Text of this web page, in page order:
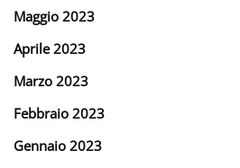
Maggio 2023
Aprile 2023
Marzo 2023
Febbraio 2023
Gennaio 2023